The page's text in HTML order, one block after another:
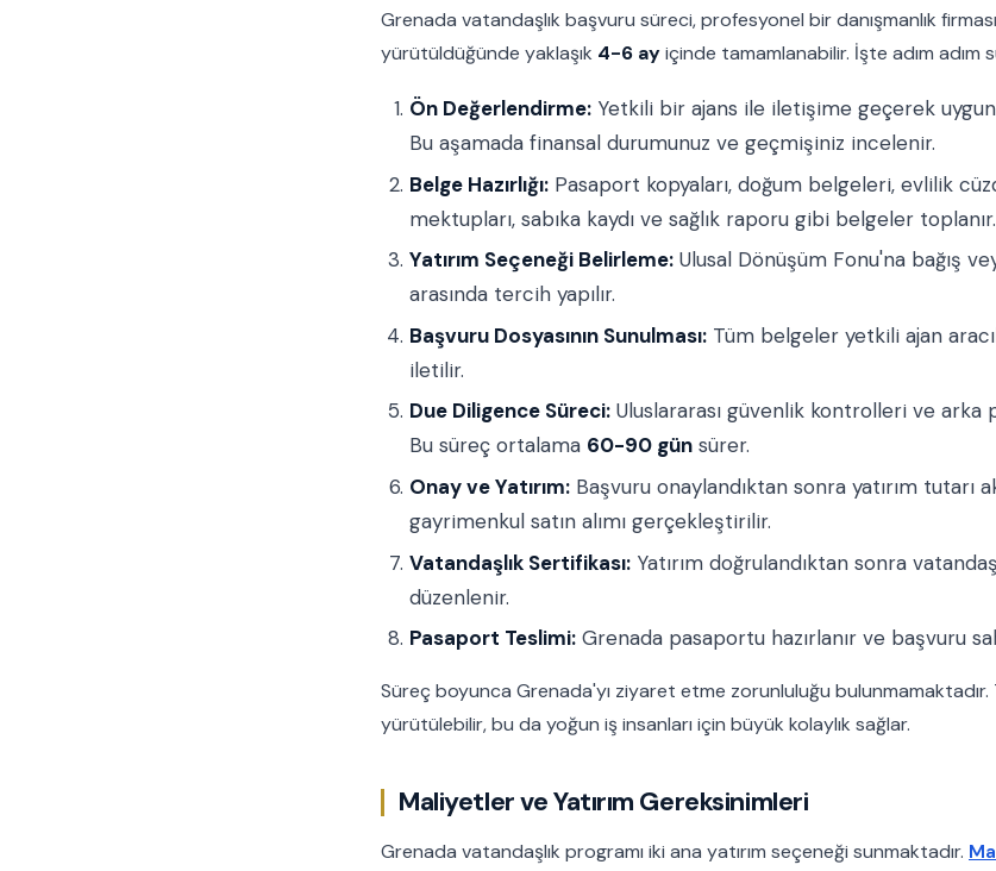
Grenada vatandaşlık başvuru süreci, profesyonel bir danışmanlık
yürütüldüğünde yaklaşık 4-6 ayiçinde tamamlanabilir. İşte adım adım
Ön Değerlendirme: Yetkili bir ajans ile iletişime geçerek
Bu aşamada finansal durumunuz ve geçmişiniz incelenir.
Belge Hazırlığı: Pasaport kopyaları, doğum belgeleri, evlilik
mektupları, sabıka kaydı ve sağlık raporu gibi belgeler toplanır.
Yatırım Seçeneği Belirleme: Ulusal Dönüşüm Fonu'na bağış
arasında tercih yapılır.
Başvuru Dosyasının Sunulması: Tüm belgeler yetkili ajan
iletilir.
Due Diligence Süreci: Uluslararası güvenlik kontrolleri ve arka
Bu süreç ortalama 60-90 gün sürer.
Onay ve Yatırım: Başvuru onaylandıktan sonra yatırım tutarı
gayrimenkul satın alımı gerçekleştirilir.
Vatandaşlık Sertifikası: Yatırım doğrulandıktan sonra
düzenlenir.
Pasaport Teslimi: Grenada pasaportu hazırlanır ve başvuru
Süreç boyunca Grenada'yı ziyaret etme zorunluluğu bulunmamaktadır.
yürütülebilir, bu da yoğun iş insanları için büyük kolaylık sağlar.
Maliyetler ve Yatırım Gereksinimleri
Grenada vatandaşlık programı iki ana yatırım seçeneği sunmaktadır.